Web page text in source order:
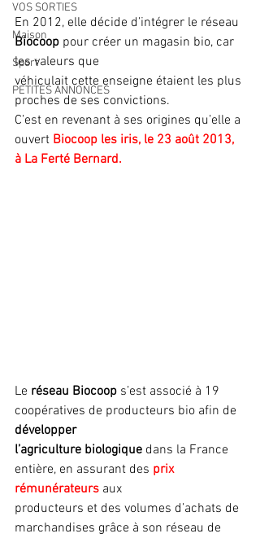
VOS SORTIES
Maison
Sport
PETITES ANNONCES
En 2012, elle décide d’intégrer le réseau
Biocoop pour créer un magasin bio, car
les valeurs que
véhiculait cette enseigne étaient les plus
proches de ses convictions.
C’est en revenant à ses origines qu’elle a
ouvert Biocoop les iris, le 23 août 2013,
à La Ferté Bernard.
Le réseau Biocoop s’est associé à 19
coopératives de producteurs bio afin de
développer
l’agriculture biologique dans la France
entière, en assurant des prix
rémunérateurs aux
producteurs et des volumes d’achats de
marchandises grâce à son réseau de